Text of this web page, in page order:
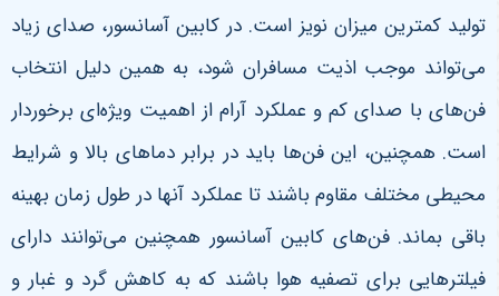
تولید کمترین میزان نویز است. در کابین آسانسور، صدای زیاد
می‌تواند موجب اذیت مسافران شود، به همین دلیل انتخاب
فن‌های با صدای کم و عملکرد آرام از اهمیت ویژه‌ای برخوردار
است. همچنین، این فن‌ها باید در برابر دماهای بالا و شرایط
محیطی مختلف مقاوم باشند تا عملکرد آنها در طول زمان بهینه
باقی بماند. فن‌های کابین آسانسور همچنین می‌توانند دارای
فیلترهایی برای تصفیه هوا باشند که به کاهش گرد و غبار و